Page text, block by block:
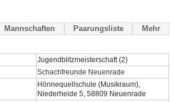
Mannschaften Paarungsliste Mehr
Jugendblitzmeisterschaft (2)
Schachfreunde Neuenrade
Hönnequellschule (Musikraum),
Niederheide 5, 58809 Neuenrade